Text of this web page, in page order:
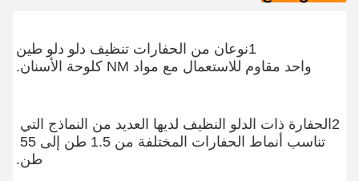
1نوعان من الحفارات تنظيف دلو دلو طين
واحد مقاوم للاستعمال مع مواد NM كلوحة الأسنان.
طن.